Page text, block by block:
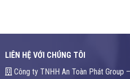
LIÊN HỆ VỚI CHÚNG TÔI
Công ty TNHH An Toàn Phát Group